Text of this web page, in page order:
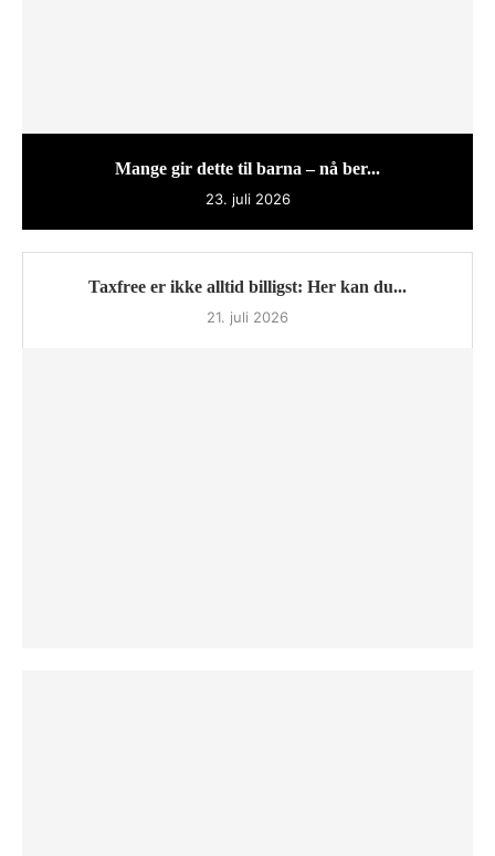
Mange gir dette til barna – nå ber...
23. juli 2026
Taxfree er ikke alltid billigst: Her kan du...
21. juli 2026